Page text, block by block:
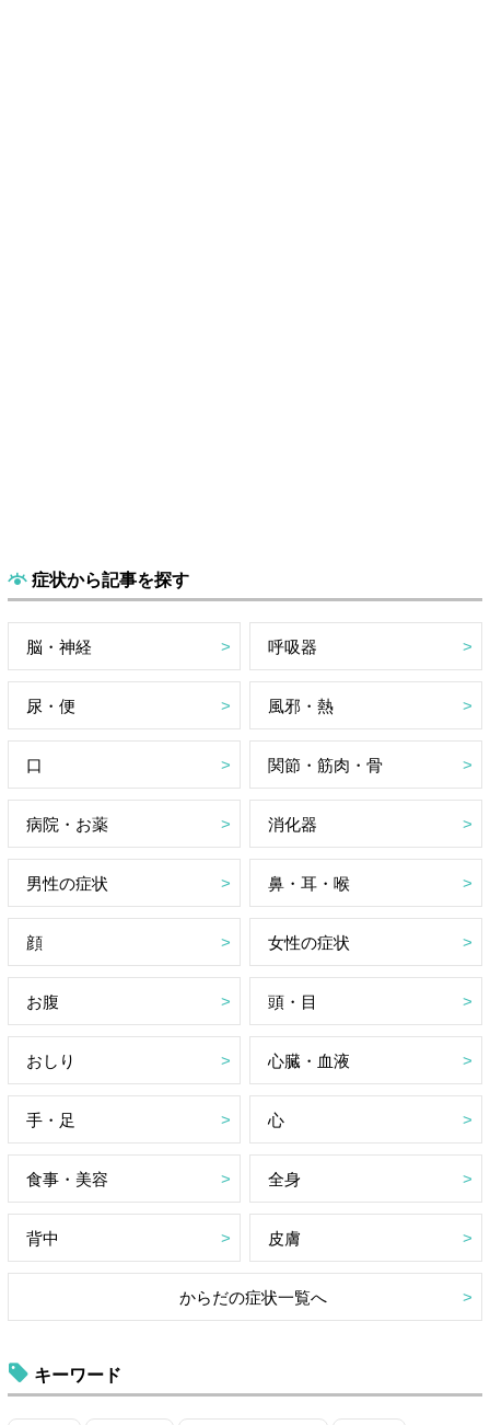
症状から記事を探す
脳・神経 呼吸器
尿・便 風邪・熱
口 関節・筋肉・骨
病院・お薬 消化器
男性の症状 鼻・耳・喉
顔 女性の症状
お腹 頭・目
おしり 心臓・血液
手・足 心
食事・美容 全身
背中 皮膚
からだの症状一覧へ
キーワード